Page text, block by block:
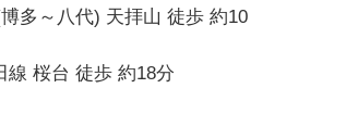
多～八代) 天拝山 徒歩 約10
線 桜台 徒歩 約18分